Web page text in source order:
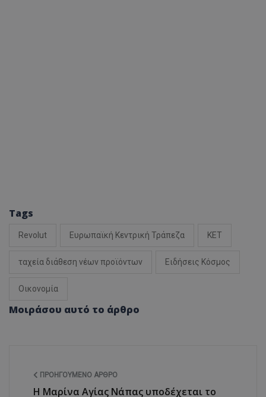
Tags
Revolut Ευρωπαϊκή Κεντρική Τράπεζα ΚΕΤ
ταχεία διάθεση νέων προϊόντων Ειδήσεις Κόσμος
Οικονομία
Μοιράσου αυτό το άρθρο
ΠΡΟΗΓΟΎΜΕΝΟ ΆΡΘΡΟ
Η Μαρίνα Αγίας Νάπας υποδέχεται το